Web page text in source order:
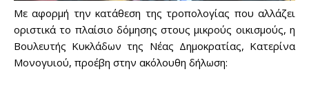
Με αφορμή την κατάθεση της τροπολογίας που αλλάζει
οριστικά το πλαίσιο δόμησης στους μικρούς οικισμούς, η
Βουλευτής Κυκλάδων της Νέας Δημοκρατίας, Κατερίνα
Μονογυιού, προέβη στην ακόλουθη δήλωση: